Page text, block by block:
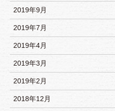
2019年9月
2019年7月
2019年4月
2019年3月
2019年2月
2018年12月